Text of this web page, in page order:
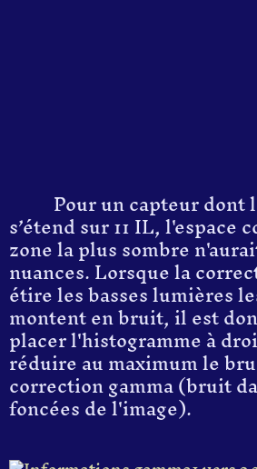
Pour un capteur dont
s’étend sur 11 IL, l'espace
zone la plus sombre
nuances. Lorsque la
étire les basses lumières
montent en bruit, il est
placer l'histogramme à
réduire au maximum le
correction gamma (bruit
foncées de l'image).